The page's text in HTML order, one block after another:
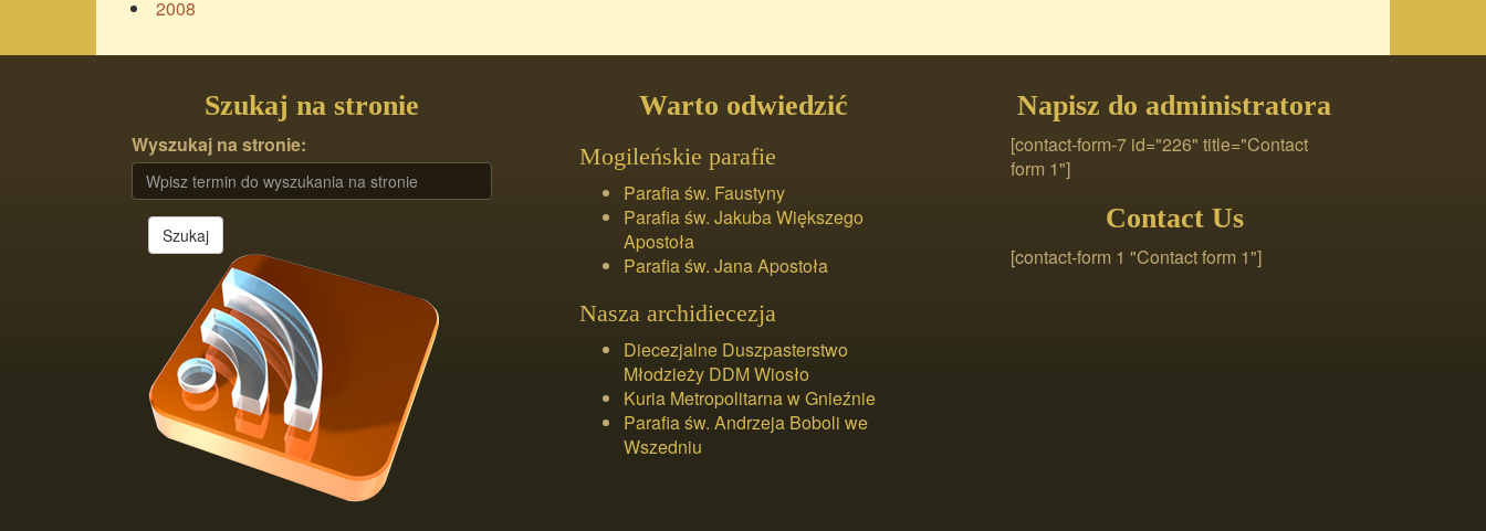
2008
Szukaj na stronie
Wyszukaj na stronie:
Szukaj
Warto odwiedzić
Mogileńskie parafie
Parafia św. Faustyny
Parafia św. Jakuba Większego
Apostoła
Parafia św. Jana Apostoła
Nasza archidiecezja
Diecezjalne Duszpasterstwo
Młodzieży DDM Wiosło
Kuria Metropolitarna w Gnieźnie
Parafia św. Andrzeja Boboli we
Wszedniu
Napisz do administratora
[contact-form-7 id="226" title="Contact
form 1"]
Contact Us
[contact-form 1 "Contact form 1"]